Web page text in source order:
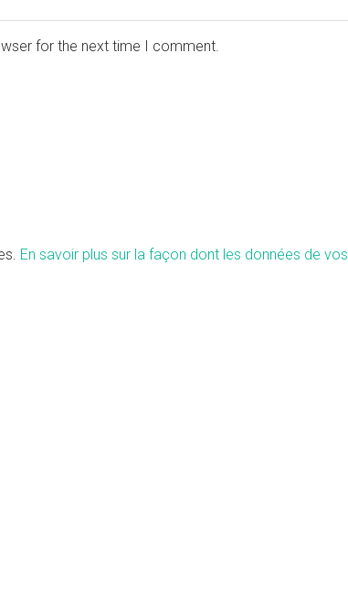
for the next time I comment.
En savoir plus sur la façon dont les données de vos